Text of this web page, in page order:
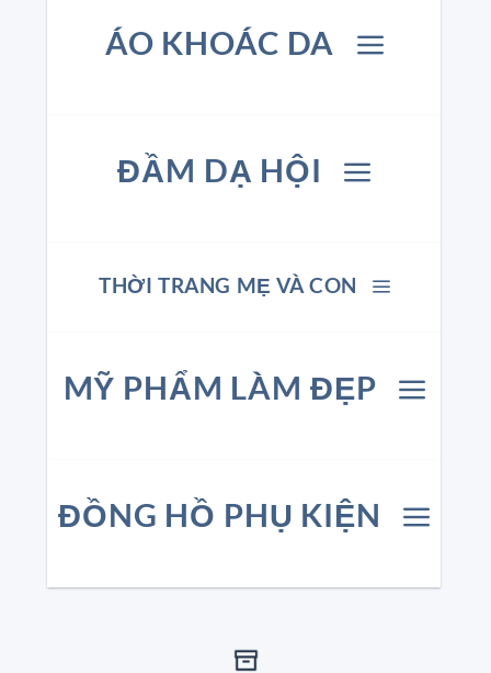
ÁO KHOÁC DA
ĐẦM DẠ HỘI
THỜI TRANG MẸ VÀ CON
MỸ PHẨM LÀM ĐẸP
ĐỒNG HỒ PHỤ KIỆN